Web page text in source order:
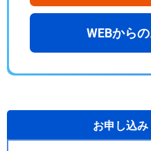
WEBから
お申し込み